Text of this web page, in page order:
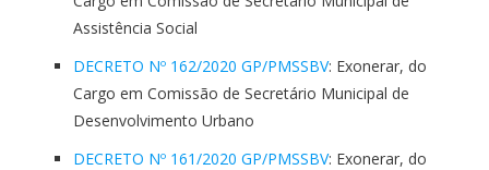
Assistência Social
DECRETO Nº 162/2020 GP/PMSSBV: Exonerar, do
Cargo em Comissão de Secretário Municipal de
Desenvolvimento Urbano
DECRETO Nº 161/2020 GP/PMSSBV: Exonerar, do